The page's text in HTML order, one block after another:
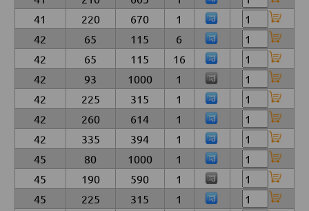
41
220 670
1
42
65 115
6
42
65 115
16
42
93 1000
1
42
225 315
1
42
260 614
1
42
335 394
1
45
80 1000
1
45
190 590
1
45
225 315
1